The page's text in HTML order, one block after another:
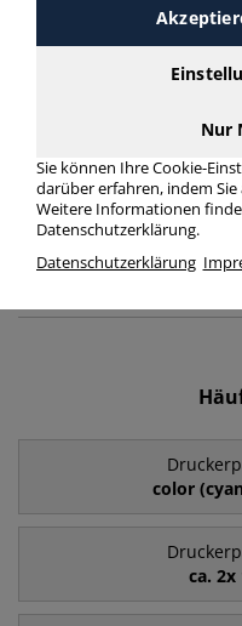
2x 100
ca. 2x 100
Qualität zum günstigen
Druckerpatronen Original
Filter-Funktion.
Druckerpatronen
color
ca. 2x
Nur
Sie können Ihre Cookie-
darüber erfahren, indem Sie
Weitere Informationen
Datenschutzerklärung.
Datenschutzerklärung